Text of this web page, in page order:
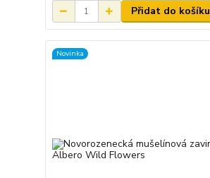
Přidat do košíku
Novinka